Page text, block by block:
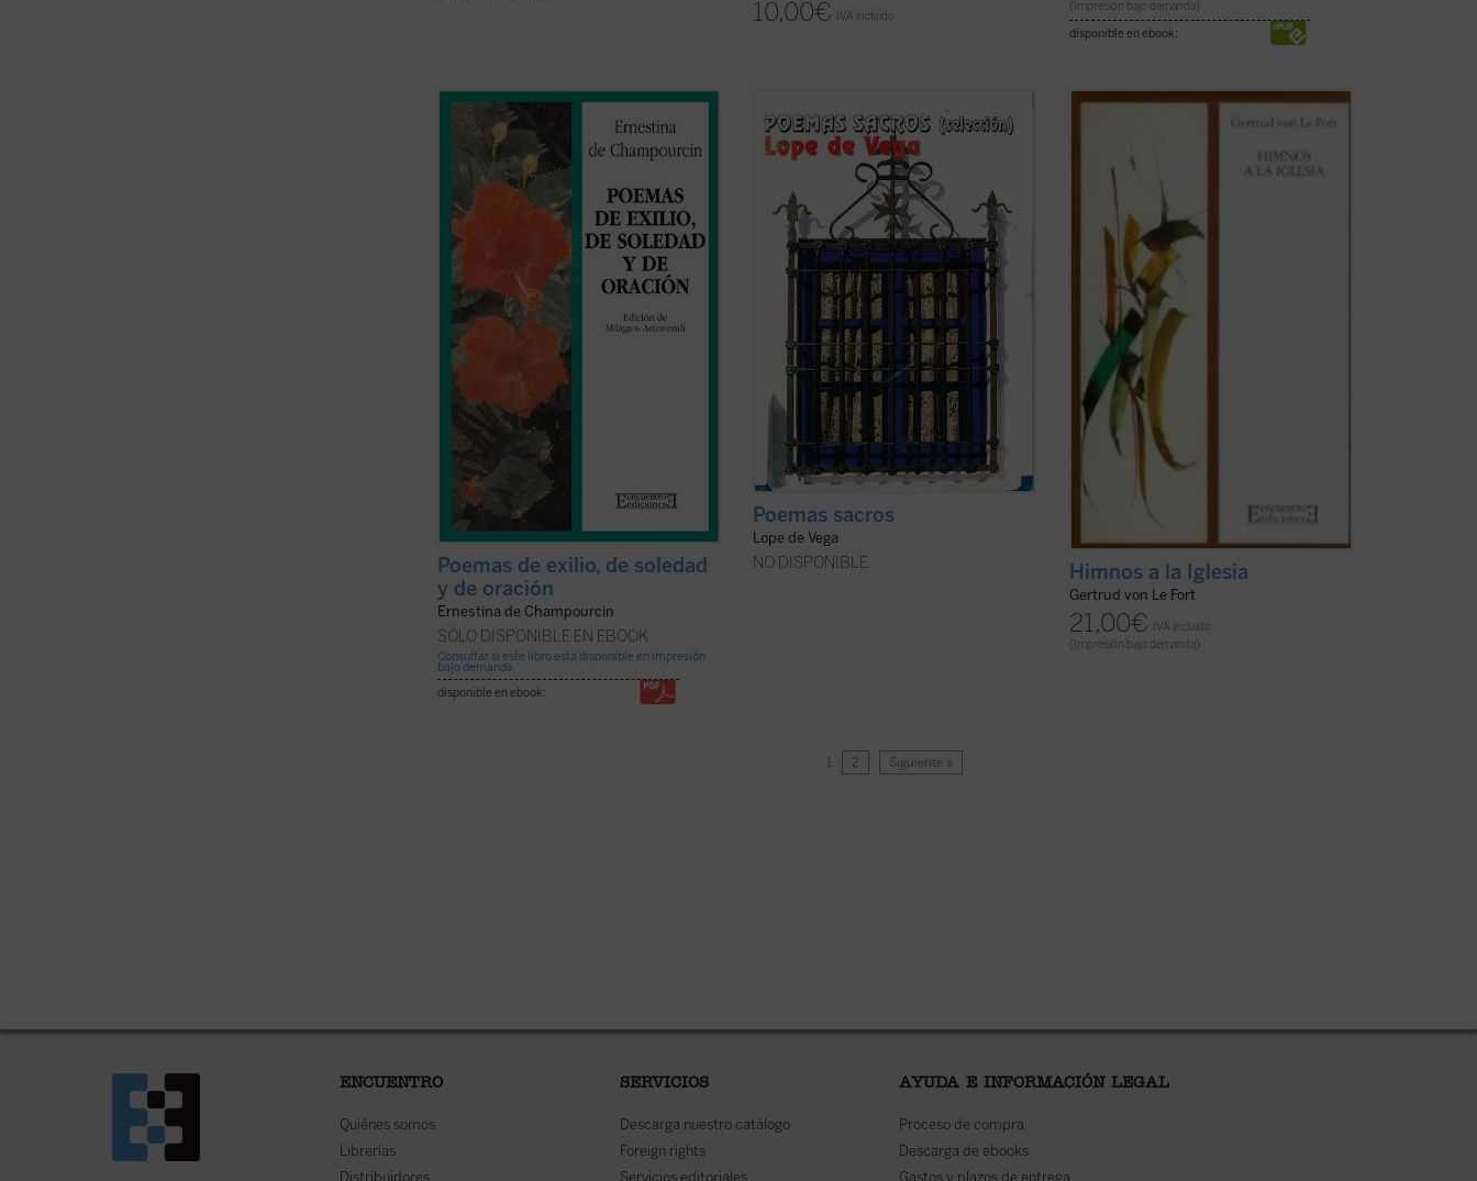
10,00€ IVA incluido
(Impresión bajo demanda)
disponible en ebook:
Edición de Milagros Arizmendi
Poemas de exilio, de soledad y de oración
es una amplia antología donde se
selecciona la obra de Ernestina de
Champourcin desde su primer libro, En
silencio
(Madrid, 1926), hastaHuyeron ...
Poemas de exilio, de soledad
y de oración
Ernestina de Champourcin
SÓLO DISPONIBLE EN EBOOK
Consultar si este libro está disponible en impresión
bajo demanda
disponible en ebook:
Las Rimas sacras (1614) consagran a
Lope como el gran autor hispánico de
sonetos de todos los tiempos y son texto
fundacional de la lírica religiosa del
Barroco. Como en las primeras rimas,
predomina el soneto entre una gran
variedad de formas ...(ver ficha)
Poemas sacros
Lope de Vega
NO DISPONIBLE
Una religiosidad perfumada de poesía
espíritu de Gertrud von le Fort.
Además de la
, un libro titulado
Canciones alimentaba la ...
Himnos a la Iglesia
Gertrud von Le Fort
21,00€ IVA incluido
(Impresión bajo demanda)
1 2 Siguiente »
ENCUENTRO
Quiénes somos
Librerías
Distribuidores
SERVICIOS
Descarga nuestro catálogo
Foreign rights
Servicios editoriales
AYUDA E INFORMACIÓN LEGAL
Proceso de compra
Descarga de ebooks
Gastos y plazos de entrega